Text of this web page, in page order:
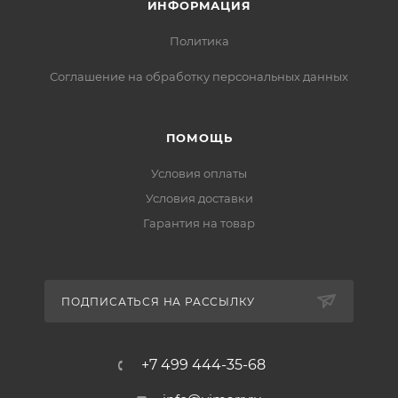
ИНФОРМАЦИЯ
Политика
Соглашение на обработку персональных данных
ПОМОЩЬ
Условия оплаты
Условия доставки
Гарантия на товар
ПОДПИСАТЬСЯ НА РАССЫЛКУ
+7 499 444-35-68